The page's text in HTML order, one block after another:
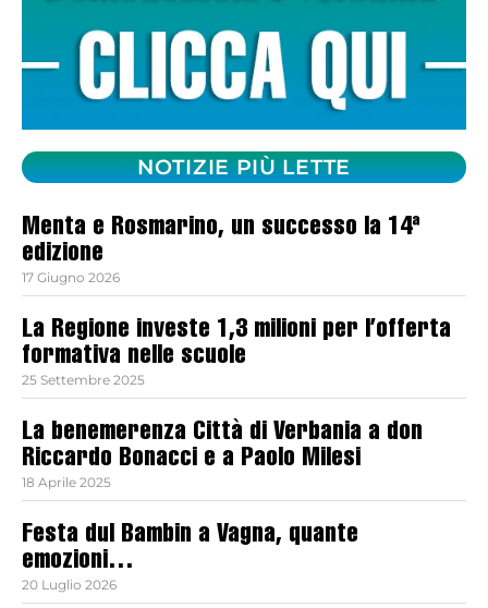
NOTIZIE PIÙ LETTE
Menta e Rosmarino, un successo la 14ª
edizione
17 Giugno 2026
La Regione investe 1,3 milioni per l’offerta
formativa nelle scuole
25 Settembre 2025
La benemerenza Città di Verbania a don
Riccardo Bonacci e a Paolo Milesi
18 Aprile 2025
Festa dul Bambin a Vagna, quante
emozioni…
20 Luglio 2026